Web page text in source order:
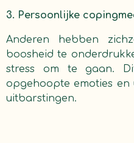
3. Persoonlijke
Anderen hebben
boosheid te
stress om te gaan.
opgehoopte emoties
uitbarstingen.